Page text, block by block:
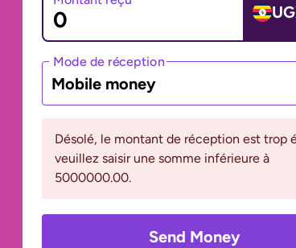
Mode de réception
Mobile money
Désolé, le montant de réception est trop
veuillez saisir une somme inférieure à
5000000.00.
Send Money